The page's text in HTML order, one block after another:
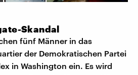
Skandal
fünf Männer in das
der Demokratischen Partei
in Washington ein. Es wird